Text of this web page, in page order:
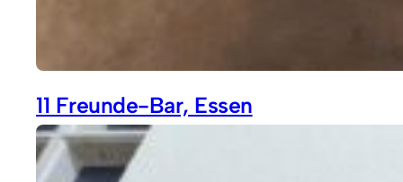
11 Freunde-Bar, Essen